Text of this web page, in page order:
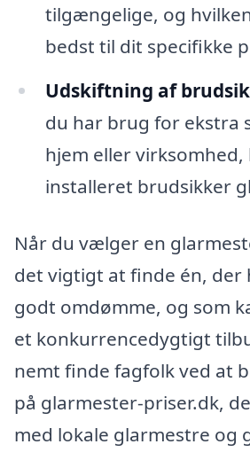
tilgængelige, og
bedst til dit specifikke
Udskiftning af
du har brug for ekstra
hjem eller virksomhed,
installeret brudsikker
Når du vælger en
det vigtigt at finde én, der
godt omdømme, og som
et konkurrencedygtigt
nemt finde fagfolk ved at
på glarmester-priser.dk,
med lokale glarmestre og